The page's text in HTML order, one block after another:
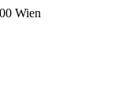
Wien